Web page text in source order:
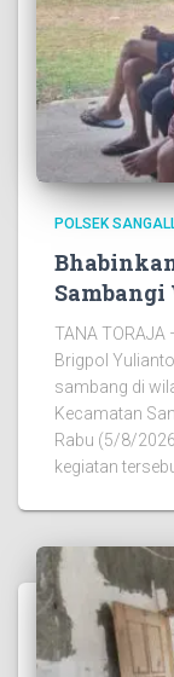
POLSEK
Sambangi
TANA
Brigpol
sambang di
Kecamatan
Rabu (5/8/
kegiatan